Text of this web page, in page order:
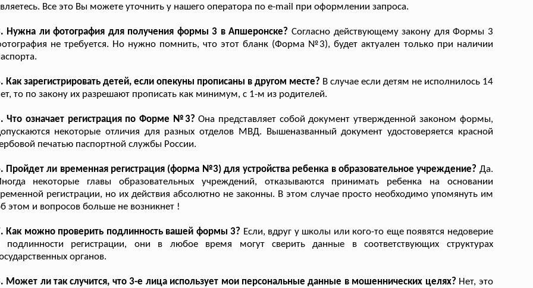
Все это Вы можете уточнить у нашего оператора по e-mail при оформлении запроса.
Нужна ли фотография для получения формы 3 в Апшеронске? Согласно действующему закону для Формы 3
не требуется. Но нужно помнить, что этот бланк (Форма №3), будет актуален только при наличии
Как зарегистрировать детей, если опекуны прописаны в другом месте? В случае если детям не исполнилось 14
то по закону их разрешают прописать как минимум, с 1-м из родителей.
Что означает регистрация по Форме №3? Она представляет собой документ утвержденной законом формы,
некоторые отличия для разных отделов МВД. Вышеназванный документ удостоверяется красной
печатью паспортной службы России.
Пройдет ли временная регистрация (форма №3) для устройства ребенка в образовательное учреждение? Да.
некоторые главы образовательных учреждений, отказываются принимать ребенка на основании
регистрации, но их действия абсолютно не законны. В этом случае просто необходимо упомянуть им
этом и вопросов больше не возникнет !
Как можно проверить подлинность вашей формы 3? Если, вдруг у школы или кого-то еще появятся недоверие
подлинности регистрации, они в любое время могут сверить данные в соответствующих структурах
органов.
Может ли так случится, что 3-е лица использует мои персональные данные в мошеннических целях? Нет, это